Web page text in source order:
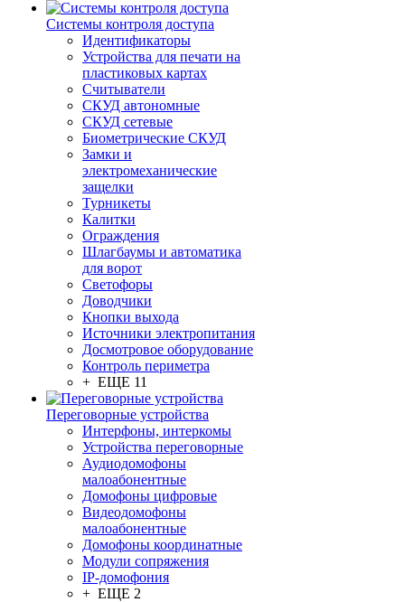
Системы контроля доступа
Идентификаторы
Устройства для печати на
пластиковых картах
Считыватели
СКУД автономные
СКУД сетевые
Биометрические СКУД
Замки и
электромеханические
защелки
Турникеты
Калитки
Ограждения
Шлагбаумы и автоматика
для ворот
Светофоры
Доводчики
Кнопки выхода
Источники электропитания
Досмотровое оборудование
Контроль периметра
+ ЕЩЕ 11
Переговорные устройства
Интерфоны, интеркомы
Устройства переговорные
Аудиодомофоны
малоабонентные
Домофоны цифровые
Видеодомофоны
малоабонентные
Домофоны координатные
Модули сопряжения
IP-домофония
+ ЕЩЕ 2